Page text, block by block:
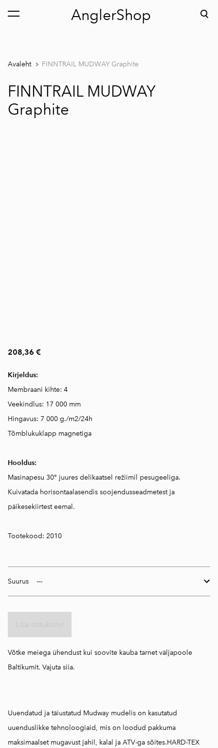
AnglerShop
lisati ostukorvi. Vaata ostukorvi
Avaleht FINNTRAIL MUDWAY Graphite
Uuendatud ja täiustatud Mudway mudelis on kasutatud
uuenduslikke tehnoloogiaid, mis on loodud pakkuma
maksimaalset mugavust jahil, kalal ja ATV-ga sõites.HARD-TEX
FINNTRAIL MUDWAY
Graphite
208,36 €
Kirjeldus:
Membraani kihte: 4
Veekindlus: 17 000 mm
Hingavus: 7 000 g./m2/24h
Tõmblukuklapp magnetiga
Hooldus:
Masinapesu 30° juures delikaatsel režiimil pesugeeliga.
Kuivatada horisontaalasendis soojendusseadmetest ja
päikesekiirtest eemal.
Tootekood: 2010
Suurus
Võtke meiega ühendust kui soovite kauba tarnet väljapoole
Baltikumit. Vajuta siia.